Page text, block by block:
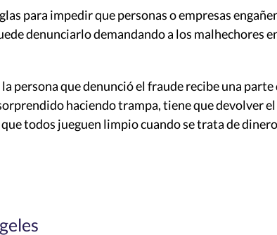
para impedir que personas o empresas
denunciarlo demandando a los malhechores
persona que denunció el fraude recibe una
haciendo trampa, tiene que devolver
todos jueguen limpio cuando se trata de